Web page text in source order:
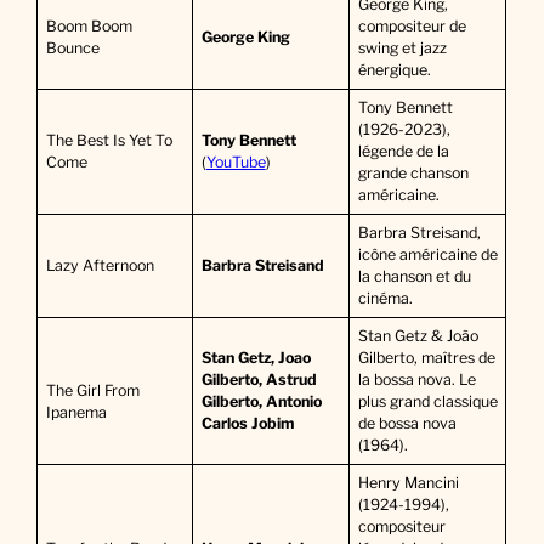
Boom Boom
Bounce
George King
George King,
compositeur de
swing et jazz
énergique.
The Best Is Yet To
Come
Tony Bennett
(YouTube)
Tony Bennett
(1926-2023),
légende de la
grande chanson
américaine.
Lazy Afternoon Barbra Streisand
Barbra Streisand,
icône américaine de
la chanson et du
cinéma.
The Girl From
Ipanema
Stan Getz, Joao
Gilberto, Astrud
Gilberto, Antonio
Carlos Jobim
Stan Getz & João
Gilberto, maîtres de
la bossa nova. Le
plus grand classique
de bossa nova
(1964).
Henry Mancini
(1924-1994),
compositeur